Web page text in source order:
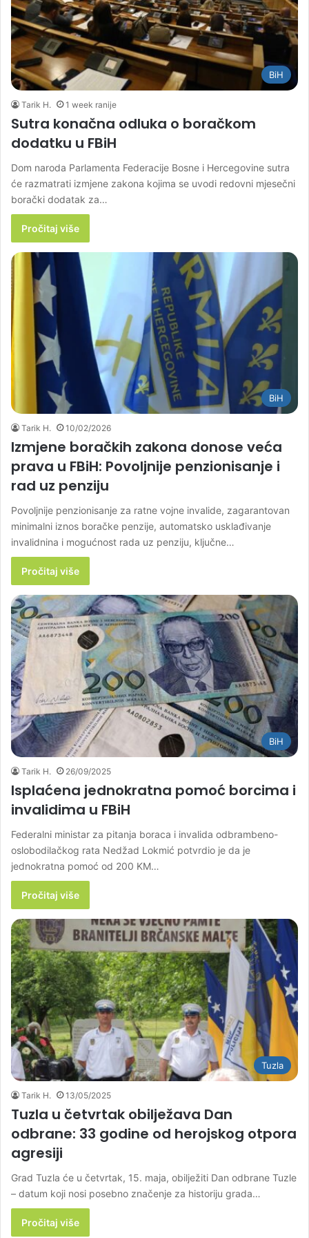
BiH
Tarik H. 1 week ranije
Sutra konačna odluka o boračkom
dodatku u FBiH
Dom naroda Parlamenta Federacije Bosne i Hercegovine sutra
će razmatrati izmjene zakona kojima se uvodi redovni mjesečni
borački dodatak za…
Pročitaj više
BiH
Tarik H. 10/02/2026
Izmjene boračkih zakona donose veća
prava u FBiH: Povoljnije penzionisanje i
rad uz penziju
Povoljnije penzionisanje za ratne vojne invalide, zagarantovan
minimalni iznos boračke penzije, automatsko usklađivanje
invalidnina i mogućnost rada uz penziju, ključne…
Pročitaj više
BiH
Tarik H. 26/09/2025
Isplaćena jednokratna pomoć borcima i
invalidima u FBiH
Federalni ministar za pitanja boraca i invalida odbrambeno-
oslobodilačkog rata Nedžad Lokmić potvrdio je da je
jednokratna pomoć od 200 KM…
Pročitaj više
Tuzla
Tarik H. 13/05/2025
Tuzla u četvrtak obilježava Dan
odbrane: 33 godine od herojskog otpora
agresiji
Grad Tuzla će u četvrtak, 15. maja, obilježiti Dan odbrane Tuzle
– datum koji nosi posebno značenje za historiju grada…
Pročitaj više